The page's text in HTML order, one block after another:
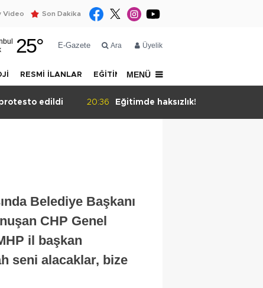
Video Son Dakika
25° E-Gazete Ara Üyelik
RESMİ İLANLAR EĞİTİM YAZARLAR
MENÜ
edildi 20:36 Eğitimde haksızlık!
Belediye Başkanı
CHP Genel
il başkan
seni alacaklar, bize